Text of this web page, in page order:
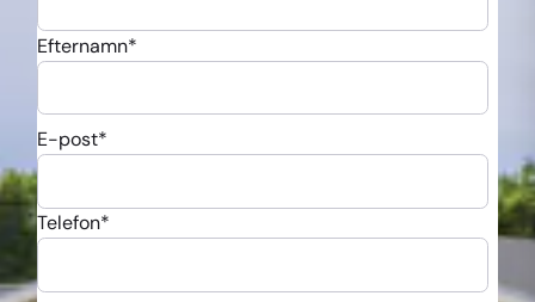
Efternamn*
E-post*
Telefon*